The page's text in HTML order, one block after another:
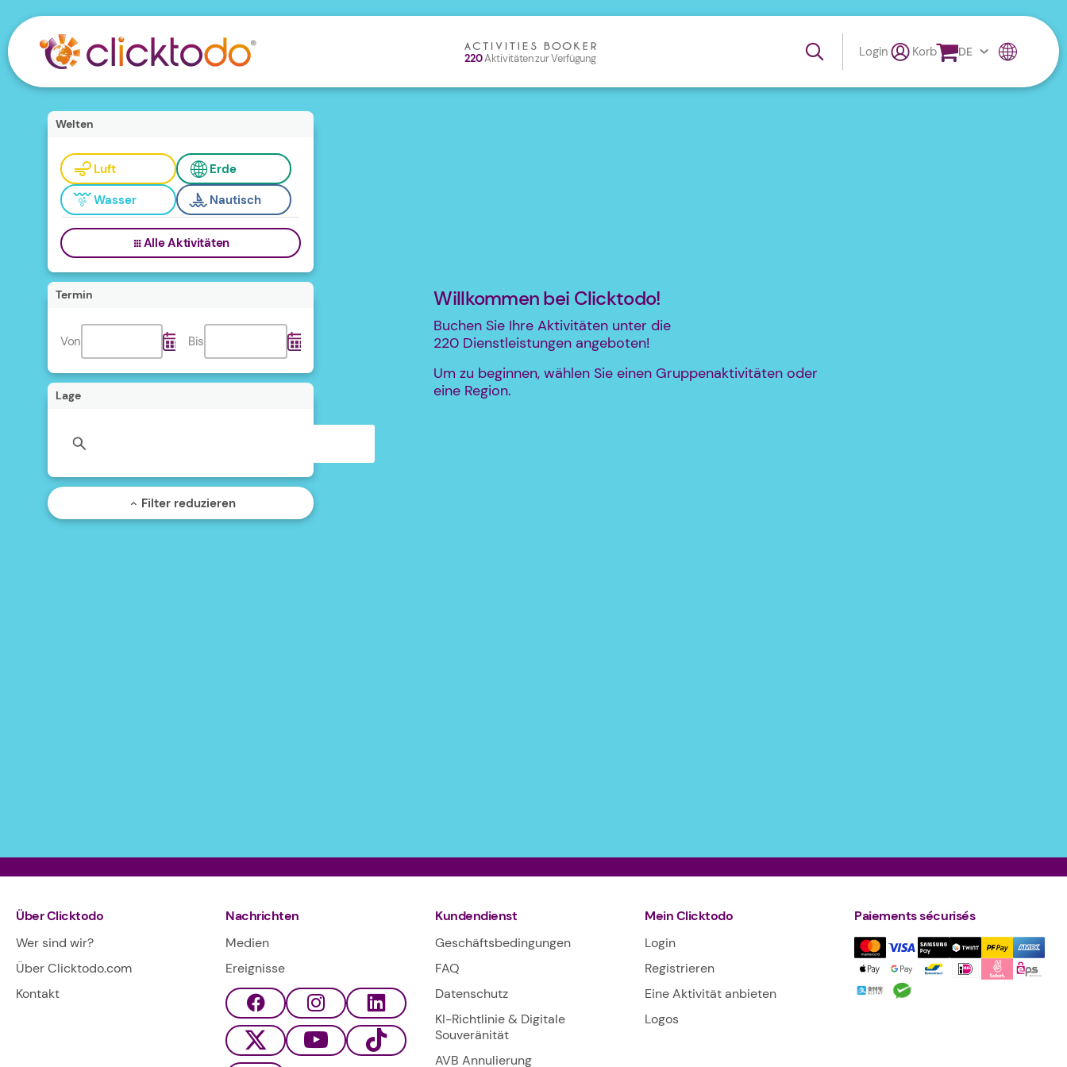
Willkommen bei Clicktodo!
Buchen Sie Ihre Aktivitäten unter die
220 Dienstleistungen angeboten!
Um zu beginnen, wählen Sie einen Gruppenaktivitäten oder
eine Region.
Welten
Luft
Erde
Wasser
Nautisch
Alle Aktivitäten
Termin
Von Bis
Lage
Filter reduzieren
220Aktivitäten zur Verfügung Login Korb DE
Über Clicktodo
Wer sind wir?
Über Clicktodo.com
Kontakt
Nachrichten
Medien
Ereignisse
Kundendienst
Geschäftsbedingungen
FAQ
Datenschutz
KI-Richtlinie & Digitale
Souveränität
AVB Annulierung
Mein Clicktodo
Login
Registrieren
Eine Aktivität anbieten
Logos
Paiements sécurisés